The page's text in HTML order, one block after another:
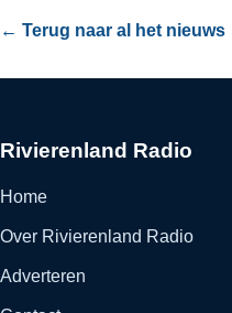
← Terug naar al het nieuws
Rivierenland Radio
Home
Over Rivierenland Radio
Adverteren